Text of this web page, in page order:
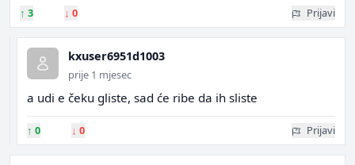
↑ 3 ↓ 0 Prijavi
kxuser6951d1003
prije 1 mjesec
a udi e čeku gliste, sad će ribe da ih sliste
↑ 0 ↓ 0 Prijavi